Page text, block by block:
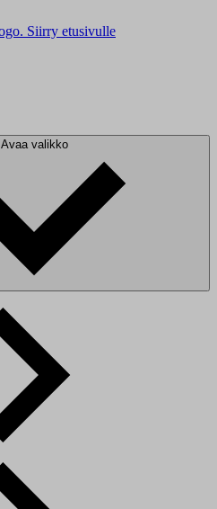
Siirry etusivulle
Avaa valikko